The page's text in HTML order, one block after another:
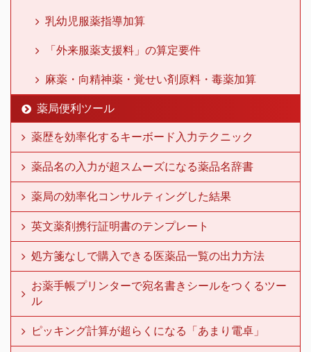
乳幼児服薬指導加算
「外来服薬支援料」の算定要件
麻薬・向精神薬・覚せい剤原料・毒薬加算
薬局便利ツール
薬歴を効率化するキーボード入力テクニック
薬品名の入力が超スムーズになる薬品名辞書
薬局の効率化コンサルティングした結果
英文薬剤携行証明書のテンプレート
処方箋なしで購入できる医薬品一覧の出力方法
お薬手帳プリンターで宛名書きシールをつくるツー
ル
ピッキング計算が超らくになる「あまり電卓」